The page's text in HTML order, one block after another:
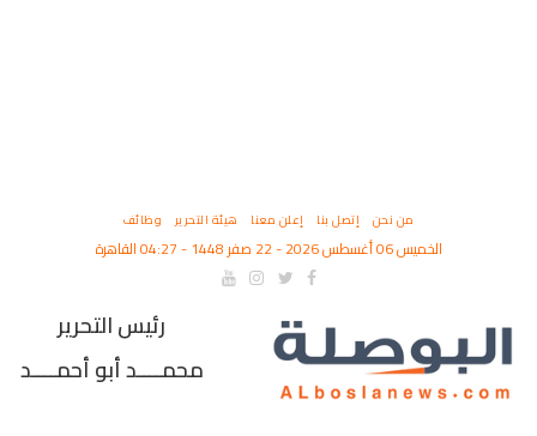
من نحن إتصل بنا إعلن معنا هيئة التحرير وظائف
الخميس 06 أغسطس 2026 - 22 صفر 1448 - 04:27 القاهرة
رئيس التحرير
محمــــد أبو أحمــــد